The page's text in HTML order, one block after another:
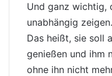
Und ganz wichtig,
unabhängig zeigen.
Das heißt, sie soll
genießen und ihm
ohne ihn nicht